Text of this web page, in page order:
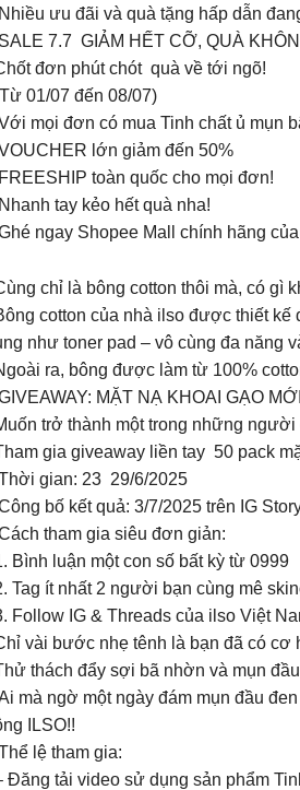
Nhiều ưu đãi và quà tặng hấp dẫn
SALE 7.7 GIẢM HẾT CỠ, QUÀ
đơn phút chót quà về tới ngõ!
01/07 đến 08/07)
mọi đơn có mua Tinh chất ủ mụn
lớn giảm đến 50%
FREESHIP toàn quốc cho mọi đơn!
Nhanh tay kẻo hết quà nha!
ngay Shopee Mall chính hãng
chỉ là bông cotton thôi mà, có gì
cotton của nhà ilso được thiết
như toner pad – vô cùng đa năng
ra, bông được làm từ 100%
MẶT NẠ KHOAI GẠO
trở thành một trong những
gia giveaway liền tay 50 pack
gian: 23 29/6/2025
bố kết quả: 3/7/2025 trên IG
tham gia siêu đơn giản:
Bình luận một con số bất kỳ từ 0999
Tag ít nhất 2 người bạn cùng mê
Follow IG & Threads của ilso Việt
vài bước nhẹ tênh là bạn đã có cơ
thách đẩy sợi bã nhờn và mụn
mà ngờ một ngày đám mụn đầu
ILSO!!
lệ tham gia:
Đăng tải video sử dụng sản phẩm